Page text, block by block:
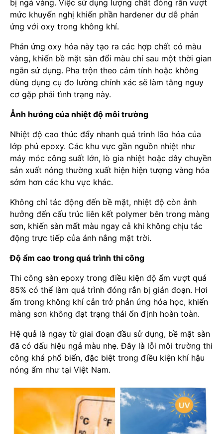
bị ngả vàng. Việc sử dụng lượng chất đóng rắn vượt
mức khuyến nghị khiến phần hardener dư dễ phản
ứng với oxy trong không khí.
Phản ứng oxy hóa này tạo ra các hợp chất có màu
vàng, khiến bề mặt sàn đổi màu chỉ sau một thời gian
ngắn sử dụng. Pha trộn theo cảm tính hoặc không
dùng dụng cụ đo lường chính xác sẽ làm tăng nguy
cơ gặp phải tình trạng này.
Ảnh hưởng của nhiệt độ môi trường
Nhiệt độ cao thúc đẩy nhanh quá trình lão hóa của
lớp phủ epoxy. Các khu vực gần nguồn nhiệt như
máy móc công suất lớn, lò gia nhiệt hoặc dây chuyền
sản xuất nóng thường xuất hiện hiện tượng vàng hóa
sớm hơn các khu vực khác.
Không chỉ tác động đến bề mặt, nhiệt độ còn ảnh
hưởng đến cấu trúc liên kết polymer bên trong màng
sơn, khiến sàn mất màu ngay cả khi không chịu tác
động trực tiếp của ánh nắng mặt trời.
Độ ẩm cao trong quá trình thi công
Thi công sàn epoxy trong điều kiện độ ẩm vượt quá
85% có thể làm quá trình đóng rắn bị gián đoạn. Hơi
ẩm trong không khí cản trở phản ứng hóa học, khiến
màng sơn không đạt trạng thái ổn định hoàn toàn.
Hệ quả là ngay từ giai đoạn đầu sử dụng, bề mặt sàn
đã có dấu hiệu ngả màu nhẹ. Đây là lỗi môi trường thi
công khá phổ biến, đặc biệt trong điều kiện khí hậu
nóng ẩm như tại Việt Nam.